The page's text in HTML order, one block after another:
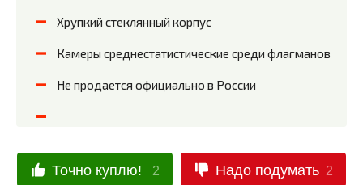
Хрупкий стеклянный корпус
Камеры среднестатистические среди флагманов
Не продается официально в России
Точно куплю! 2 Надо подумать 2